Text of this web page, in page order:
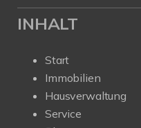
INHALT
Start
Immobilien
Hausverwaltung
Service